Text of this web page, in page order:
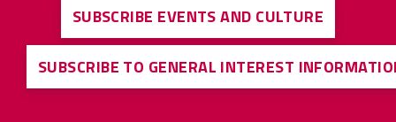
SUBSCRIBE EVENTS AND CULTURE
SUBSCRIBE TO GENERAL INTEREST